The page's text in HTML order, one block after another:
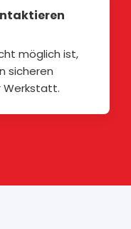
möglich ist,
sicheren
Werkstatt.